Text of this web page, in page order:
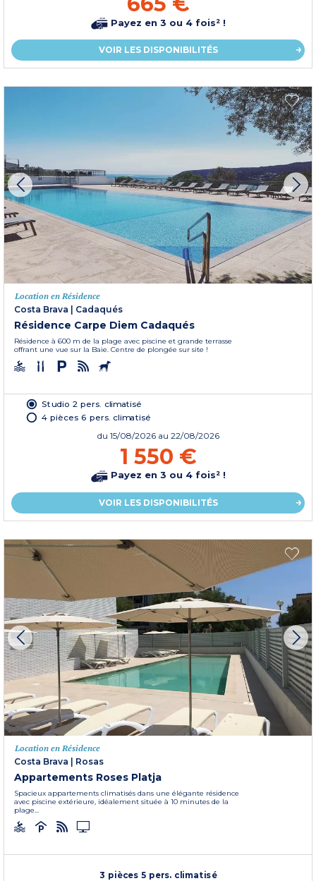
Payez en 3 ou 4 fois² !
VOIR LES DISPONIBILITÉS
Location en Résidence
Costa Brava | Cadaqués
Résidence Carpe Diem Cadaqués
Résidence à 600 m de la plage avec piscine et grande terrasse
offrant une vue sur la Baie. Centre de plongée sur site !
Studio 2 pers. climatisé
4 pièces 6 pers. climatisé
du 15/08/2026 au 22/08/2026
1 550 €
Payez en 3 ou 4 fois² !
VOIR LES DISPONIBILITÉS
Location en Résidence
Costa Brava | Rosas
Appartements Roses Platja
Spacieux appartements climatisés dans une élégante résidence
avec piscine extérieure, idéalement située à 10 minutes de la
plage...
3 pièces 5 pers. climatisé